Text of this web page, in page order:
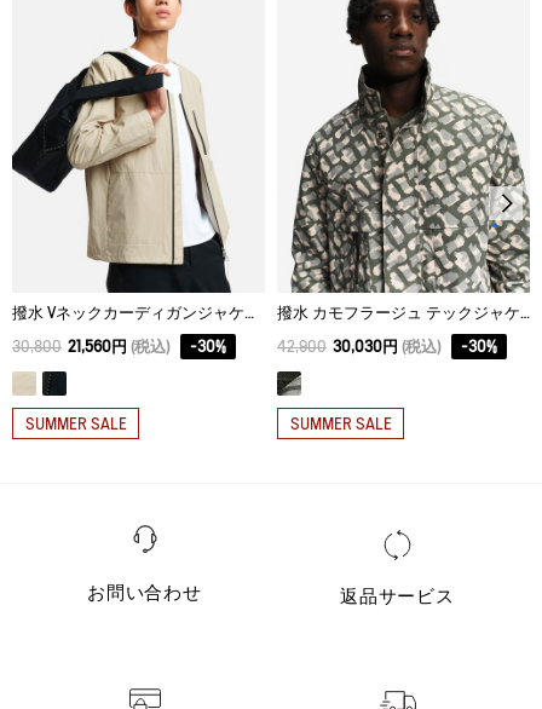
70.9
M
L 75.1 48
XL 77.2 50
XXL 76 79.3 52
撥水 Vネックカーディガンジャケット
30,800 21,560円 (税込) -30%
SUMMER SALE
撥水 カモフラージュ テックジャケット
42,900 30,030円 (税込) -30%
SUMMER SALE
お問い合わせ 返品サービス